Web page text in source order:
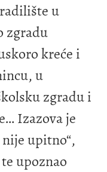
u
zgradu
kreće i
u
zgradu i
Izazova je
upitno“,
upoznao